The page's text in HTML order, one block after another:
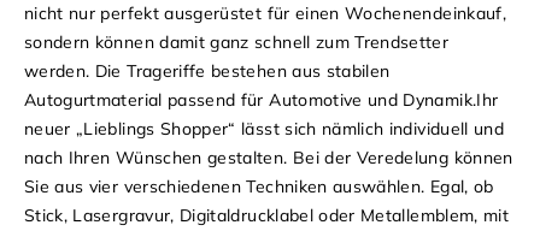
nicht nur perfekt ausgerüstet für einen Wochenendeinkauf,
sondern können damit ganz schnell zum Trendsetter
werden. Die Trageriffe bestehen aus stabilen
Autogurtmaterial passend für Automotive und Dynamik.Ihr
neuer „Lieblings Shopper“ lässt sich nämlich individuell und
nach Ihren Wünschen gestalten. Bei der Veredelung können
Sie aus vier verschiedenen Techniken auswählen. Egal, ob
Stick, Lasergravur, Digitaldrucklabel oder Metallemblem, mit